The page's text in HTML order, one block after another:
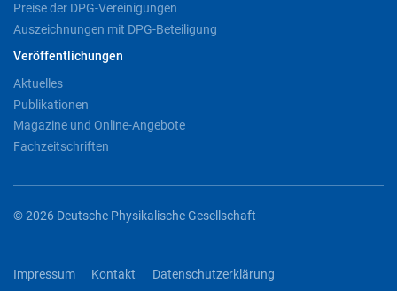
Preise der DPG-Vereinigungen
Auszeichnungen mit DPG-Beteiligung
Veröffentlichungen
Aktuelles
Publikationen
Magazine und Online-Angebote
Fachzeitschriften
© 2026 Deutsche Physikalische Gesellschaft
Impressum Kontakt Datenschutzerklärung